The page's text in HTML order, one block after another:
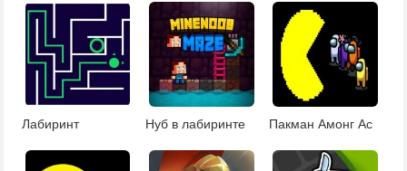
Лабиринт Нуб в лабиринте Пакман Амонг Ас